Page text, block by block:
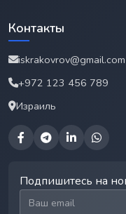
Контакты
iskrakovrov@gmail.com
+972 123 456 789
Израиль
Подпишитесь на
Email для подписки